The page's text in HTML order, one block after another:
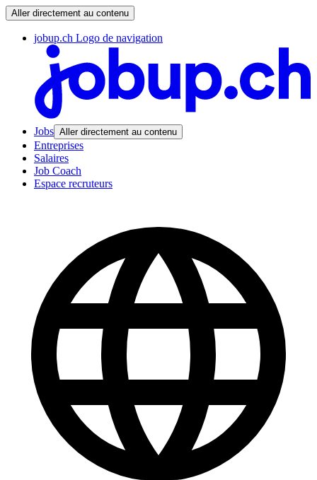
Aller directement au contenu
jobup.ch Logo de navigation
Jobs Aller directement au contenu
Entreprises
Salaires
Job Coach
Espace recruteurs